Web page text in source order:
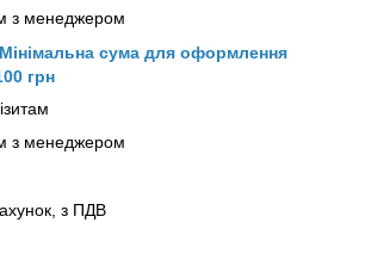
з менеджером
сума для оформлення
грн
з менеджером
з ПДВ